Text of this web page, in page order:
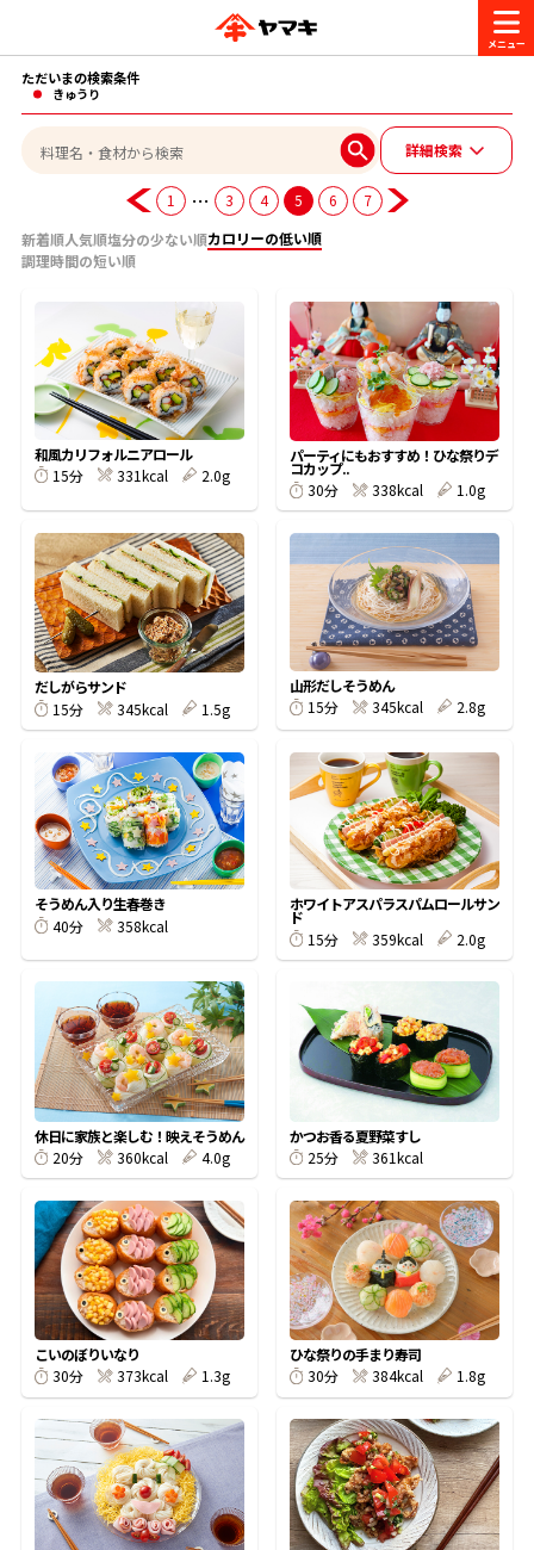
商品情報
ヤマキ『めんつゆ』 ヤマキ 割烹白だし
旨さ、別格。だし屋の鍋 韓福善シリーズ
サッと鍋® 楽チン鍋®
楽チン屋® ストレートつゆ
新鮮一番 『氷熟®』
レシピ
おいしいレシピを探す
おいしいレシピトップ
主食レシピ
主菜レシピ
汁物レシピ
時短レシピ
おいしいレシピを商品から探す
かつお節レシピ
めんつゆレシピ
割烹白だしレシピ
レシピ特設サイト
割烹白だしレシピ特集
だし巻き卵特集
かつおだしが決め手！簡単茶碗蒸し
かつお節・だしを楽しむ
かつお節・だしを知る
だしの取り方
かつお節の削り方
かつお節・だしをもっと知る
ヤマキ かつお節プラス®
かつお節・だしを楽しむ
だしコミュ
CM・キャンペーン
キャンペーン一覧
企業・採用情報
企業情報
- 百年対話
- ヤマキ かつお節プラス®
採用情報
- ジョブリターン制
お問い合わせ
ヤマキお客様相談室
オンラインショップ
コミュニティサイト
Global
ただいまの検索条件
きゅうり
詳細検索
1 … 3 4 5 6
7
新着順人気順塩分の少ない順カロリーの低い順
調理時間の短い順
和風カリフォルニアロール
15分
331kcal 2.0g
パーティにもおすすめ！ひな祭りデ
コカップ..
30分
338kcal 1.0g
だしがらサンド
15分
345kcal 1.5g
山形だしそうめん
15分
345kcal 2.8g
そうめん入り生春巻き
40分
358kcal
ホワイトアスパラスパムロールサン
ド
15分
359kcal 2.0g
休日に家族と楽しむ！映えそうめん
20分
360kcal 4.0g
かつお香る夏野菜すし
25分
361kcal
こいのぼりいなり
30分
373kcal 1.3g
ひな祭りの手まり寿司
30分
384kcal 1.8g